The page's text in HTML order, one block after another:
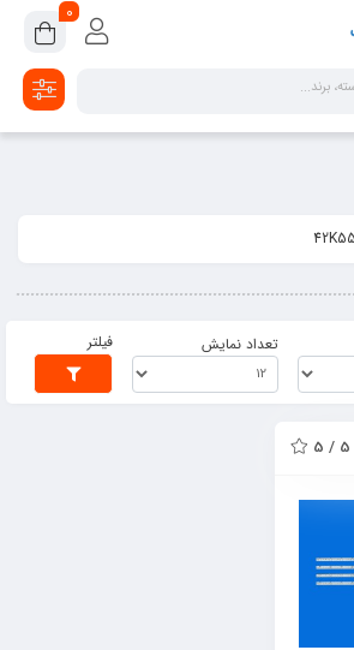
google-site-
تعداد نمایش فیلتر
5 / 5
0